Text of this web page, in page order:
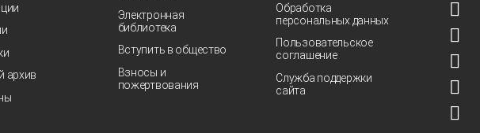
архив
Электронная
библиотека
Вступить в общество
Взносы и
пожертвования
Обработка
персональных данных
Пользовательское
соглашение
Служба поддержки
сайта